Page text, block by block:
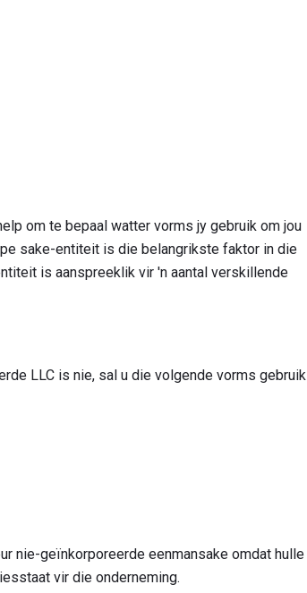
om te bepaal watter vorms jy gebruik om jou
sake-entiteit is die belangrikste faktor in die
is aanspreeklik vir 'n aantal verskillende
LLC is nie, sal u die volgende vorms gebruik
nie-geïnkorporeerde eenmansake omdat hulle
vir die onderneming.